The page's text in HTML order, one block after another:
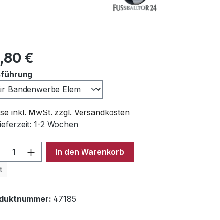
Preis:
€
auswählen
inkl. MwSt. zzgl. Versandkosten
1-2 Wochen
Anzahl: Gib den gewünschten
In den Warenkorb
47185